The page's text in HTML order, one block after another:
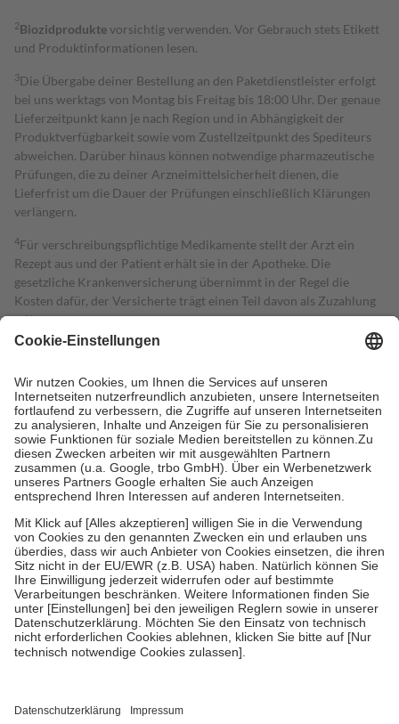
2Biozidproduktevorsichtig verwenden. Vor Gebrauch stets Etikett
und Produktinformationen lesen.
3Die Übergabe deiner Bestellung an den Paketdienstleister erfolgt
bei uns werktags von Montag bis Freitag bis 18:00 Uhr. Der genaue
Lieferzeitpunkt kann je nach Region und in Abhängigkeit der
Produktverfügbarkeit sowie vom Zustellzeitpunkt des Spediteurs
abweichen. Darüber hinaus können notwendige pharmazeutische
Prüfungen, die zu deiner Arzneimittelsicherheit dienen, die
Lieferfrist um die Dauer der Prüfungen einschließlich Klärungen
verlängern.
4Für verschreibungspflichtige Medikamente stellt der Arzt ein
Rezept aus und der Patient erhält sie in der Apotheke. Die
gesetzliche Krankenversicherung übernimmt in der Regel die
Kosten dafür, der Versicherte trägt einen Teil davon als Zuzahlung
mit.
Grundsätzlich leisten Mitglieder Zuzahlungen in Höhe von zehn
höchstens zehn Euro.
Es sind jedoch nie mehr als die tatsächlichen
Kosten der Leistung zu entrichten.
Diese Regeln gelten grundsätzlich auch für Online-Apotheken.
Bei Heilmitteln und häuslicher Krankenpflege beträgt die
Zuzahlung zehn Prozent der Kosten sowie zehn Euro je
Verordnung.
Um das Engagement der Versicherten für ihre eigene Gesundheit zu
stärken und die besondere Stellung der Familie zu unterstützen,
fallenkeine Zuzahlungenan bei:
• Kindern und Jugendlichen bis zum vollendeten 18. Lebensjahr
mit Ausnahme der Fahrkosten
• Untersuchungen zur Vorsorge und Früherkennung, die von der
GKV getragen werden
• empfohlenen Schutzimpfungen
• Harn- und Blutteststreifen
getroffen, um sicherzustellen, dass es sich um echte Bewertungen